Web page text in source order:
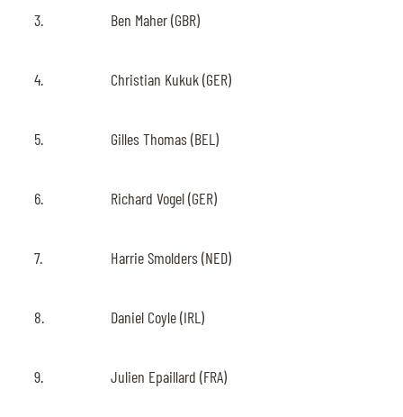
3. Ben Maher (GBR)
4. Christian Kukuk (GER)
5. Gilles Thomas (BEL)
6. Richard Vogel (GER)
7. Harrie Smolders (NED)
8. Daniel Coyle (IRL)
9. Julien Epaillard (FRA)